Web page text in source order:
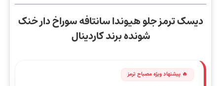
دیسک ترمز جلو هیوندا سانتافه سوراخ دار خنک
شونده برند کاردینال